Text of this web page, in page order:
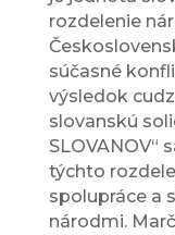
rozdelenie
súčasné
výsledok
slovanskú
SLOVANOV“
týchto
spolupráce a
národmi.